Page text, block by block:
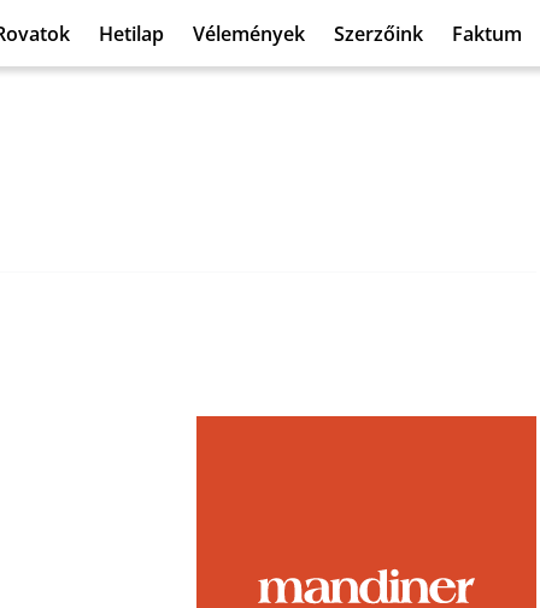
Hetilap Vélemények Szerzőink Faktum